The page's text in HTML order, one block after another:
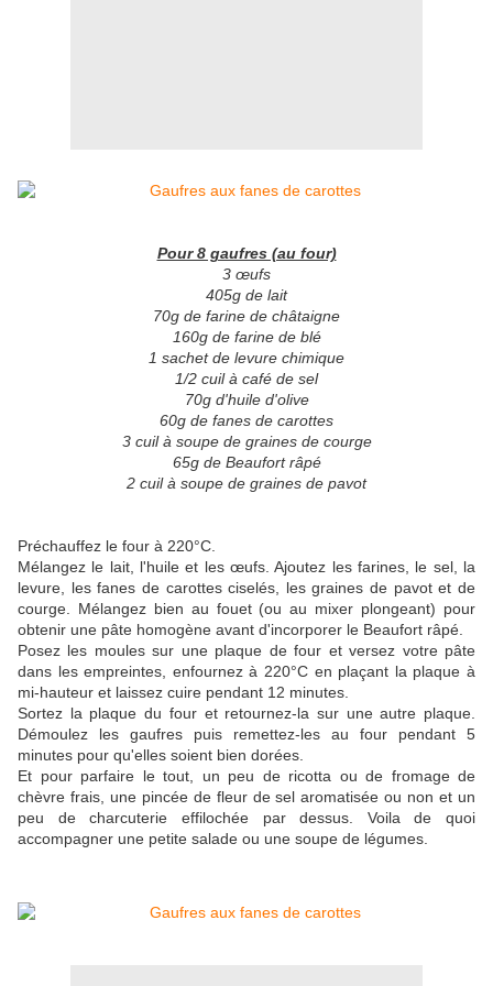
Pour 8 gaufres (au four)
3 œufs
405g de lait
70g de farine de châtaigne
160g de farine de blé
1 sachet de levure chimique
1/2 cuil à café de sel
70g d'huile d'olive
60g de fanes de carottes
3 cuil à soupe de graines de courge
65g de Beaufort râpé
2 cuil à soupe de graines de pavot
Préchauffez le four à 220°C.
Mélangez le lait, l'huile et les œufs. Ajoutez les farines, le sel, la
levure, les fanes de carottes ciselés, les graines de pavot et de
courge. Mélangez bien au fouet (ou au mixer plongeant) pour
obtenir une pâte homogène avant d'incorporer le Beaufort râpé.
Posez les moules sur une plaque de four et versez votre pâte
dans les empreintes, enfournez à 220°C en plaçant la plaque à
mi-hauteur et laissez cuire pendant 12 minutes.
Sortez la plaque du four et retournez-la sur une autre plaque.
Démoulez les gaufres puis remettez-les au four pendant 5
minutes pour qu'elles soient bien dorées.
Et pour parfaire le tout, un peu de ricotta ou de fromage de
chèvre frais, une pincée de fleur de sel aromatisée ou non et un
peu de charcuterie effilochée par dessus. Voila de quoi
accompagner une petite salade ou une soupe de légumes.